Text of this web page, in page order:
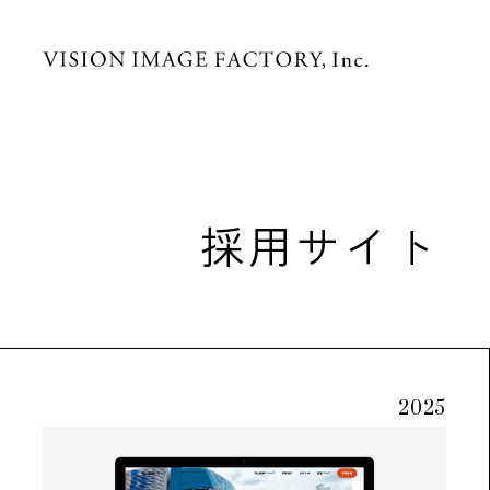
採用サイト
2025